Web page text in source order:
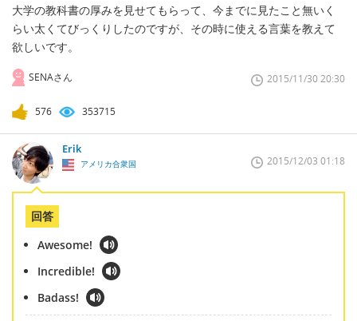
大学の教科書の厚みを見せてもらって、今までに見たこと無いく
らい太くてびっくりしたのですが、その時に使える言葉を教えて
欲しいです。
SENAさん 2015/11/30 20:30
576 353715
Erik
アメリカ合衆国 2015/12/03 01:18
回答
Awesome!
Incredible!
Badass!